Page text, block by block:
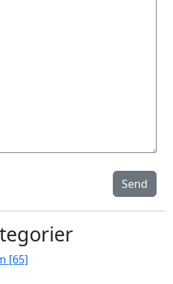
Send
[65]